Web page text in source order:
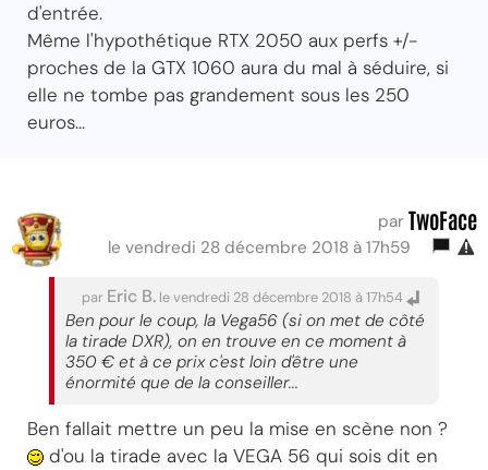
d'entrée.
Même l'hypothétique RTX 2050 aux perfs +/-
proches de la GTX 1060 aura du mal à séduire, si
elle ne tombe pas grandement sous les 250
euros...
par TwoFace
le vendredi 28 décembre 2018 à 17h59
par Eric B. le vendredi 28 décembre 2018 à 17h54
Ben pour le coup, la Vega56 (si on met de côté
la tirade DXR), on en trouve en ce moment à
350 € et à ce prix c'est loin d'être une
énormité que de la conseiller...
Ben fallait mettre un peu la mise en scène non ?
d'ou la tirade avec la VEGA 56 qui sois dit en